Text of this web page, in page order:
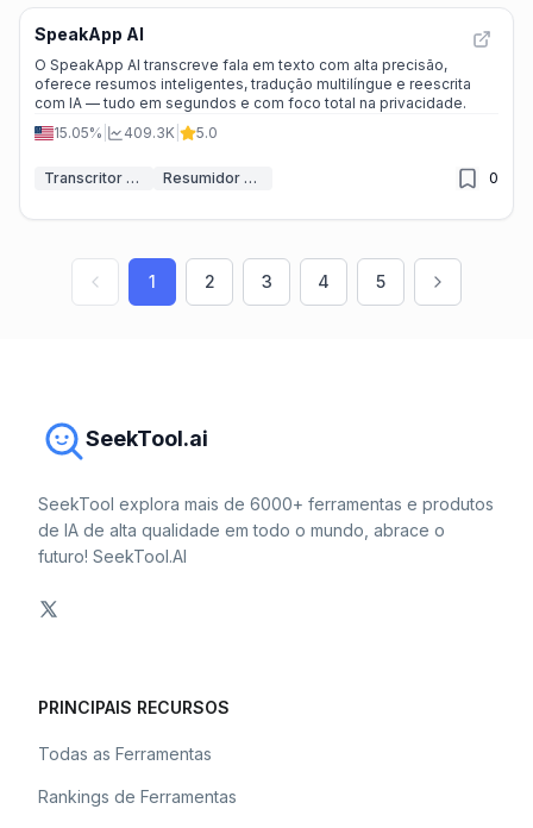
SpeakApp AI
O SpeakApp AI transcreve fala em texto com alta precisão,
oferece resumos inteligentes, tradução multilíngue e reescrita
com IA — tudo em segundos e com foco total na privacidade.
15.05%
409.3K 5.0
Transcritor de IA Resumidor de IA 0
1 2 3 4 5
SeekTool.ai
SeekTool explora mais de 6000+ ferramentas e produtos
de IA de alta qualidade em todo o mundo, abrace o
futuro! SeekTool.AI
PRINCIPAIS RECURSOS
Todas as Ferramentas
Rankings de Ferramentas